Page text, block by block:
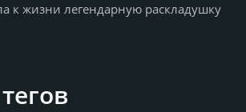
к жизни легендарную раскладушку